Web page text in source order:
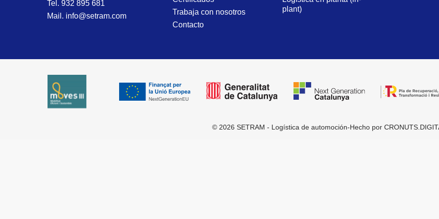
Tel. 932 895 681
Mail. info@setram.com
Trabaja con nosotros
Contacto
plant)
© 2026 SETRAM - Logística de automoción-Hecho por